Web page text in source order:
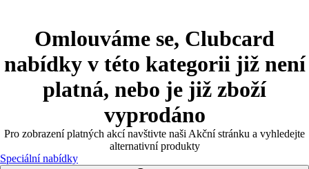
Omlouváme se, Clubcard
nabídky v této kategorii již není
platná, nebo je již zboží
vyprodáno
Pro zobrazení platných akcí navštivte naši Akční stránku a vyhledejte
alternativní produkty
Speciální nabídky